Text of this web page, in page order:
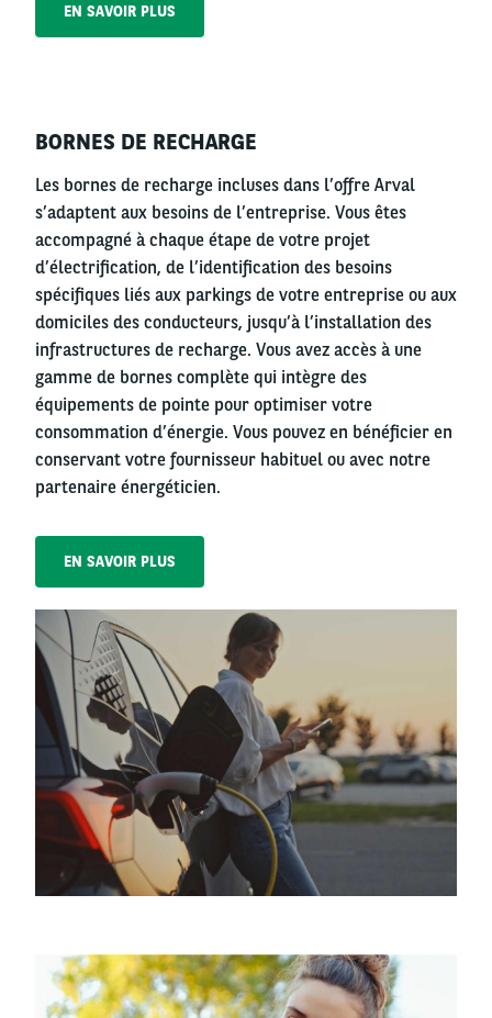
EN SAVOIR PLUS
column
BORNES DE RECHARGE
Les bornes de recharge incluses dans l’offre Arval
s’adaptent aux besoins de l’entreprise. Vous êtes
accompagné à chaque étape de votre projet
d’électrification, de l’identification des besoins
spécifiques liés aux parkings de votre entreprise ou aux
domiciles des conducteurs, jusqu’à l’installation des
infrastructures de recharge. Vous avez accès à une
gamme de bornes complète qui intègre des
équipements de pointe pour optimiser votre
consommation d’énergie. Vous pouvez en bénéficier en
conservant votre fournisseur habituel ou avec notre
partenaire énergéticien.
EN SAVOIR PLUS
Right
column
column